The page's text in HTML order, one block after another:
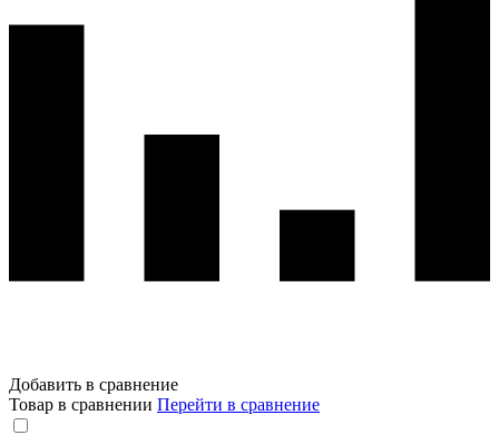
Добавить в сравнение
Товар в сравнении Перейти в сравнение